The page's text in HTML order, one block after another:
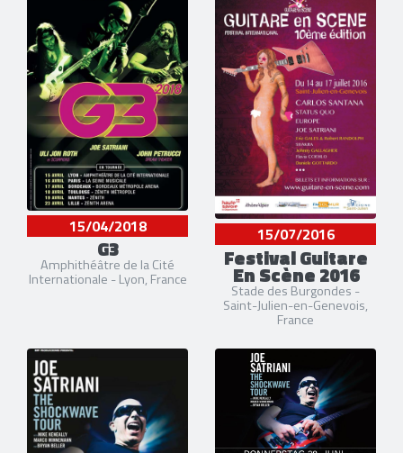
15/04/2018
G3
Amphithéâtre de la Cité
Internationale - Lyon, France
15/07/2016
Festival Guitare
En Scène 2016
Stade des Burgondes -
Saint-Julien-en-Genevois,
France